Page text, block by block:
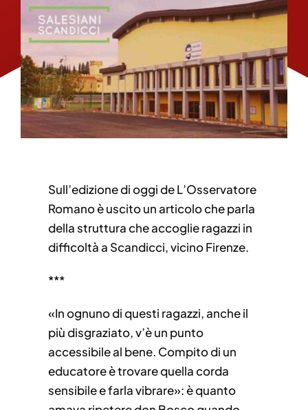
Sull’edizione di oggi de L’Osservatore
Romano è uscito un articolo che parla
della struttura che accoglie ragazzi in
difficoltà a Scandicci, vicino Firenze.
***
«In ognuno di questi ragazzi, anche il
più disgraziato, v’è un punto
accessibile al bene. Compito di un
educatore è trovare quella corda
sensibile e farla vibrare»: è quanto